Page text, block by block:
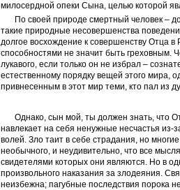
милосердной опеки Сына, целью которой
По своей природе смертный человек –
такие природные несовершенства
долгое восхождение к совершенству Отца
способностями не значит быть греховным.
лукавого, если только он не избрал –
естественному порядку вещей этого мира,
привнесенным в этот мир теми, кто пал из
Однако, сын мой, ты должен знать, что
навлекает на себя ненужные несчастья из-
волей. Зло таит в себе страдания, но
необычного, и неудивительно, что все
свидетелями которых они являются. Но в
произвольного наказания за злодеяния.
неизбежна; пагубные последствия порока